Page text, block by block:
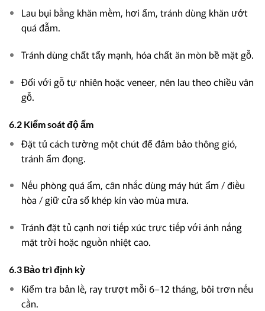
Lau bụi bằng khăn mềm, hơi ẩm, tránh dùng khăn ướt
quá đẫm.
Tránh dùng chất tẩy mạnh, hóa chất ăn mòn bề mặt gỗ.
Đối với gỗ tự nhiên hoặc veneer, nên lau theo chiều vân
gỗ.
6.2 Kiểm soát độ ẩm
Đặt tủ cách tường một chút để đảm bảo thông gió,
tránh ẩm đọng.
Nếu phòng quá ẩm, cân nhắc dùng máy hút ẩm / điều
hòa / giữ cửa sổ khép kín vào mùa mưa.
Tránh đặt tủ cạnh nơi tiếp xúc trực tiếp với ánh nắng
mặt trời hoặc nguồn nhiệt cao.
6.3 Bảo trì định kỳ
Kiểm tra bản lề, ray trượt mỗi 6–12 tháng, bôi trơn nếu
cần.